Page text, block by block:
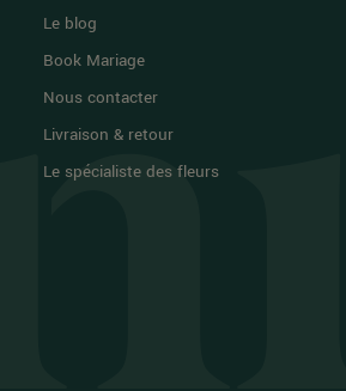
Le blog
Book Mariage
Nous contacter
Livraison & retour
Le spécialiste des fleurs